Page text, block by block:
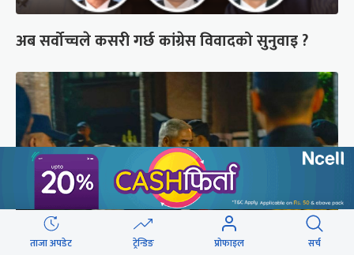
अब सर्वोच्चले कसरी गर्छ कांग्रेस विवादको सुनुवाइ ?
ताजा अपडेट ट्रेन्डिङ प्रोफाइल सर्च